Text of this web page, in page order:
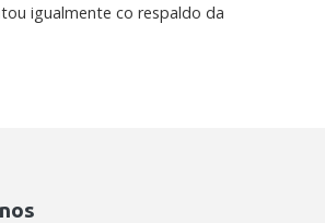
igualmente co respaldo da